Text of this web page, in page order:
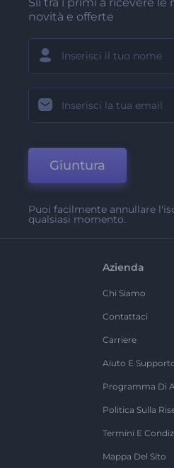
novità e offerte
Giuntura
Puoi facilmente annullare
qualsiasi momento.
Azienda
Chi Siamo
Contattaci
Carriere
Aiuto E
Programma Di
Politica Sulla
Termini E
Mappa Del Sito